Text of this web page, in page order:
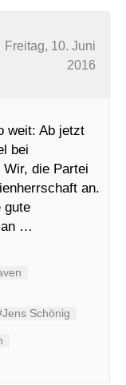
Freitag, 10. Juni
2016
weit: Ab jetzt
bei
die Partei
an.
gute
an …
Schönig